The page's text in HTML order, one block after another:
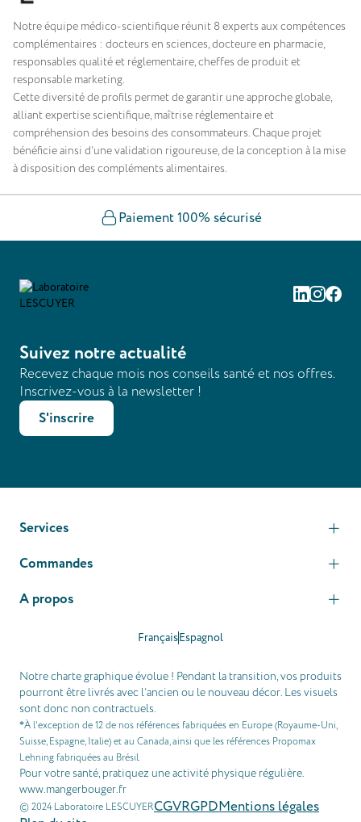
Notre équipe médico-scientifique réunit 8 experts aux compétences
complémentaires : docteurs en sciences, docteure en pharmacie,
responsables qualité et réglementaire, cheffes de produit et
responsable marketing.
Cette diversité de profils permet de garantir une approche globale,
alliant expertise scientifique, maîtrise réglementaire et
compréhension des besoins des consommateurs. Chaque projet
bénéficie ainsi d’une validation rigoureuse, de la conception à la mise
à disposition des compléments alimentaires.
Paiement 100% sécurisé
Linkedin
Suivez notre actualité
Recevez chaque mois nos conseils santé et nos offres.
Inscrivez-vous à la newsletter !
S'inscrire
Services
Commandes
A propos
FrançaisEspagnol
Notre charte graphique évolue ! Pendant la transition, vos produits
pourront être livrés avec l’ancien ou le nouveau décor. Les visuels
sont donc non contractuels.
*À l’exception de 12 de nos références fabriquées en Europe (Royaume-Uni,
Suisse, Espagne, Italie) et au Canada, ainsi que les références Propomax
Lehning fabriquées au Brésil.
Pour votre santé, pratiquez une activité physique régulière.
www.mangerbouger.fr
© 2024 Laboratoire LESCUYERCGVRGPDMentions légales